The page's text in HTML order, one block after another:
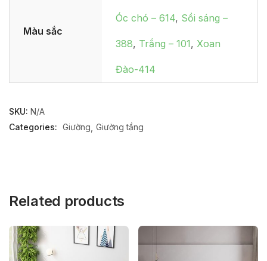
Màu sắc
Óc chó – 614, Sồi sáng –
388, Trắng – 101, Xoan
Đào-414
SKU: N/A
Categories: Giường Giường tầng
Related products